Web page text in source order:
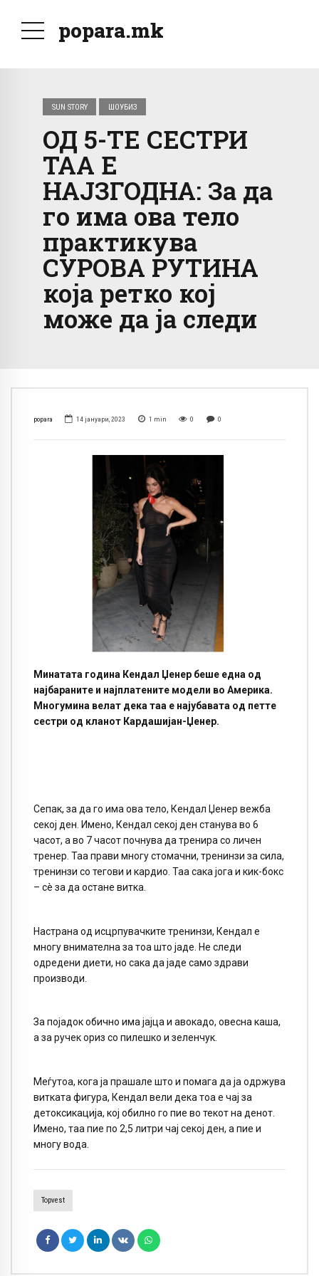
popara.mk
SUN STORY ШОУБИЗ
ОД 5-ТЕ СЕСТРИ
ТАА Е
НАЈЗГОДНА: За да
го има ова тело
практикува
СУРОВА РУТИНА
која ретко кој
може да ја следи
popara 14 јануари, 2023 1 min 0 0
Минатата година Кендал Џенер беше една од
најбараните и најплатените модели во Америка.
Многумина велат дека таа е најубавата од петте
сестри од кланот Кардашијан-Џенер.
Сепак, за да го има ова тело, Кендал Џенер вежба
секој ден. Имено, Кендал секој ден станува во 6
часот, а во 7 часот почнува да тренира со личен
тренер. Таа прави многу стомачни, тренинзи за сила,
тренинзи со тегови и кардио. Таа сака јога и кик-бокс
– сè за да остане витка.
Настрана од исцрпувачките тренинзи, Кендал е
многу внимателна за тоа што јаде. Не следи
одредени диети, но сака да јаде само здрави
производи.
За појадок обично има јајца и авокадо, овесна каша,
а за ручек ориз со пилешко и зеленчук.
Меѓутоа, кога ја прашале што и помага да ја одржува
витката фигура, Кендал вели дека тоа е чај за
детоксикација, кој обилно го пие во текот на денот.
Имено, таа пие по 2,5 литри чај секој ден, а пие и
многу вода.
Topvest